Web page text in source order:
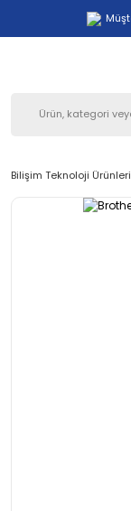
Bilişim Teknoloji Ürünleri